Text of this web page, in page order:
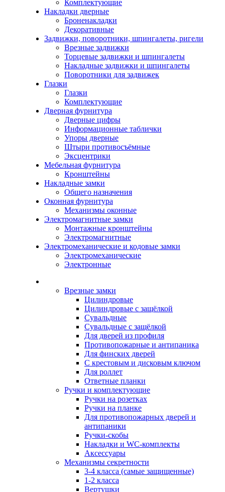
Комплектующие
Накладки дверные
Броненакладки
Декоративные
Задвижки, поворотники, шпингалеты, ригели
Врезные задвижки
Торцевые задвижки и шпингалеты
Накладные задвижки и шпингалеты
Поворотники для задвижек
Глазки
Глазки
Комплектующие
Дверная фурнитура
Дверные цифры
Информационные таблички
Упоры дверные
Штыри противосъёмные
Эксцентрики
Мебельная фурнитура
Кронштейны
Накладные замки
Общего назначения
Оконная фурнитура
Механизмы оконные
Электромагнитные замки
Монтажные кронштейны
Электромагнитные
Электромеханические и кодовые замки
Электромеханические
Электронные
Врезные замки
Цилиндровые
Цилиндровые с защёлкой
Сувальдные
Сувальдные с защёлкой
Для дверей из профиля
Противопожарные и антипаника
Для финских дверей
С крестовым и дисковым ключом
Для роллет
Ответные планки
Ручки и комплектующие
Ручки на розетках
Ручки на планке
Для противопожарных дверей и
антипаники
Ручки-скобы
Накладки и WC-комплекты
Аксессуары
Механизмы секретности
3-4 класса (самые защищенные)
1-2 класса
Вертушки